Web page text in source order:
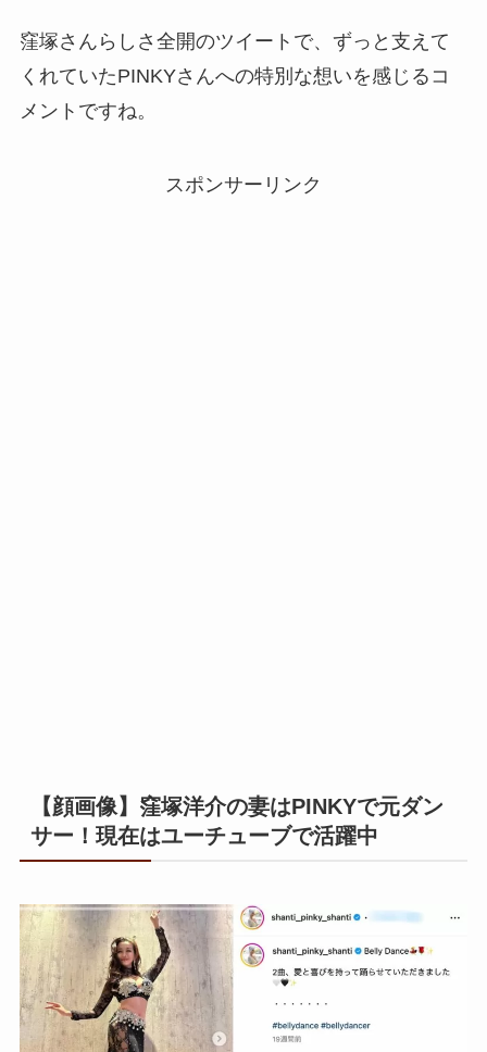
窪塚さんらしさ全開のツイートで、ずっと支えて
くれていたPINKYさんへの特別な想いを感じるコ
メントですね。
スポンサーリンク
【顔画像】窪塚洋介の妻はPINKYで元ダン
サー！現在はユーチューブで活躍中